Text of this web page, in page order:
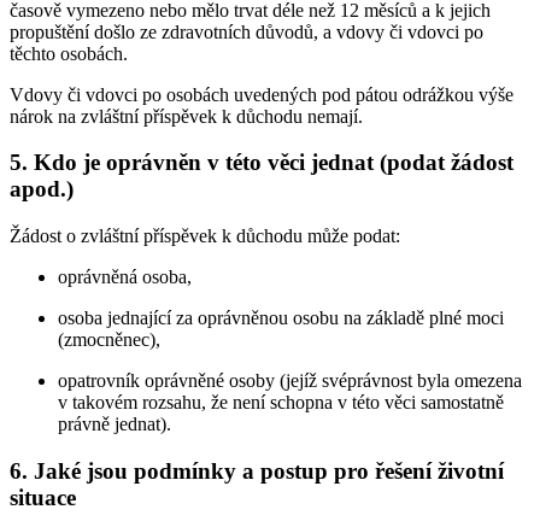
časově vymezeno nebo mělo trvat déle než 12 měsíců a k jejich
propuštění došlo ze zdravotních důvodů, a vdovy či vdovci po
těchto osobách.
Vdovy či vdovci po osobách uvedených pod pátou odrážkou výše
nárok na zvláštní příspěvek k důchodu nemají.
5. Kdo je oprávněn v této věci jednat (podat žádost
apod.)
Žádost o zvláštní příspěvek k důchodu může podat:
oprávněná osoba,
osoba jednající za oprávněnou osobu na základě plné moci
(zmocněnec),
opatrovník oprávněné osoby (jejíž svéprávnost byla omezena
v takovém rozsahu, že není schopna v této věci samostatně
právně jednat).
6. Jaké jsou podmínky a postup pro řešení životní
situace